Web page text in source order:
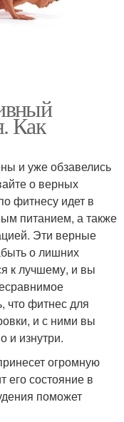
Как
и уже обзавелись
о верных
фитнесу идет в
питанием, а также
Эти верные
о лишних
к лучшему, и вы
что фитнес для
и с ними вы
и изнутри.
огромную
его состояние в
поможет